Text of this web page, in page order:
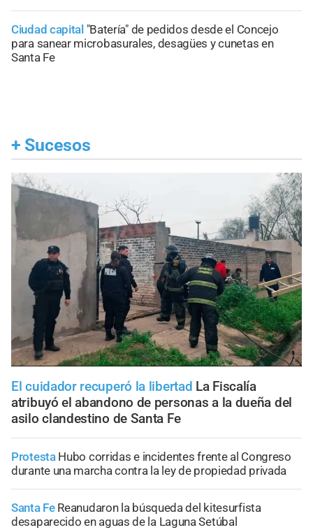
Ciudad capital "Batería" de pedidos desde el Concejo
para sanear microbasurales, desagües y cunetas en
Santa Fe
+ Sucesos
El cuidador recuperó la libertad La Fiscalía
atribuyó el abandono de personas a la dueña del
asilo clandestino de Santa Fe
Protesta Hubo corridas e incidentes frente al Congreso
durante una marcha contra la ley de propiedad privada
Santa Fe Reanudaron la búsqueda del kitesurfista
desaparecido en aguas de la Laguna Setúbal